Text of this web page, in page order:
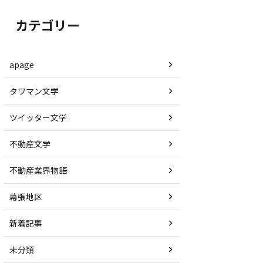
カテゴリー
apage
タワマン文学
ツイッター文学
不動産文学
不動産業界物語
幕張地区
新着記事
未分類